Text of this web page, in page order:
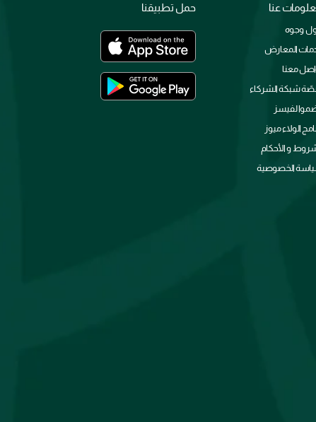
عنا
وجوه
المعارض
معنا
شبكة الشركاء
لفيسز
الولاء ميوز
و الأحكام
الخصوصية
حمل تطبيقنا